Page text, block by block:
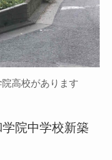
高校があります
院中学校新築